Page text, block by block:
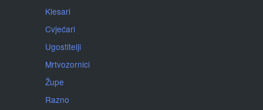
Klesari
Cvjećari
Ugostitelji
Mrtvozornici
Župe
Razno